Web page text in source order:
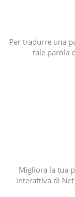
Per tradurre una
tale parola
Migliora la tua
interattiva di